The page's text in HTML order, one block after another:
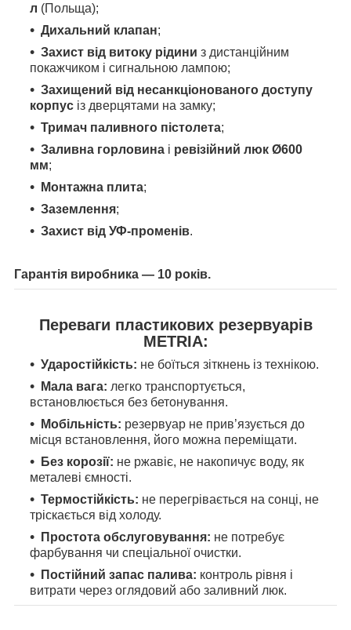
л (Польща);
Дихальний клапан;
Захист від витоку рідини з дистанційним
покажчиком і сигнальною лампою;
Захищений від несанкціонованого доступу
корпус із дверцятами на замку;
Тримач паливного пістолета;
Заливна горловина і ревізійний люк Ø600
мм;
Монтажна плита;
Заземлення;
Захист від УФ-променів.
Гарантія виробника — 10 років.
Переваги пластикових резервуарів
METRIA:
Ударостійкість: не боїться зіткнень із технікою.
Мала вага: легко транспортується,
встановлюється без бетонування.
Мобільність: резервуар не прив’язується до
місця встановлення, його можна переміщати.
Без корозії: не ржавіє, не накопичує воду, як
металеві ємності.
Термостійкість: не перегрівається на сонці, не
тріскається від холоду.
Простота обслуговування: не потребує
фарбування чи спеціальної очистки.
Постійний запас палива: контроль рівня і
витрати через оглядовий або заливний люк.